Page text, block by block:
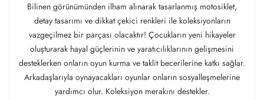
Bilinen görünümünden ilham alınarak tasarlanmış motosiklet,
detay tasarımı ve dikkat çekici renkleri ile koleksiyonların
vazgeçilmez bir parçası olacaktır! Çocukların yeni hikayeler
oluşturarak hayal güçlerinin ve yaratıcılıklarının gelişmesini
desteklerken onların oyun kurma ve taklit becerilerine katkı sağlar.
Arkadaşlarıyla oynayacakları oyunlar onların sosyalleşmelerine
yardımcı olur. Koleksiyon merakını destekler.